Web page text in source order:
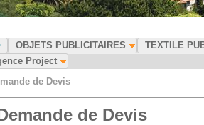
OBJETS PUBLICITAIRES TEXTILE
Project
de Devis
de Devis